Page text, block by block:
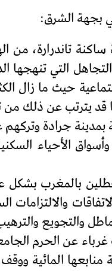
بجهة الشرق:
تاندرارة،
التي تنهجها
حيث ما زال
يترتب عن ذلك من
بمدينة جرادة
الأحياء
بالمغرب بشكل
والالتزامات
والتجويع
عن الحرم
المائية